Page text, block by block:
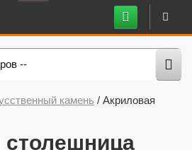
--
камень / Акриловая
столешница